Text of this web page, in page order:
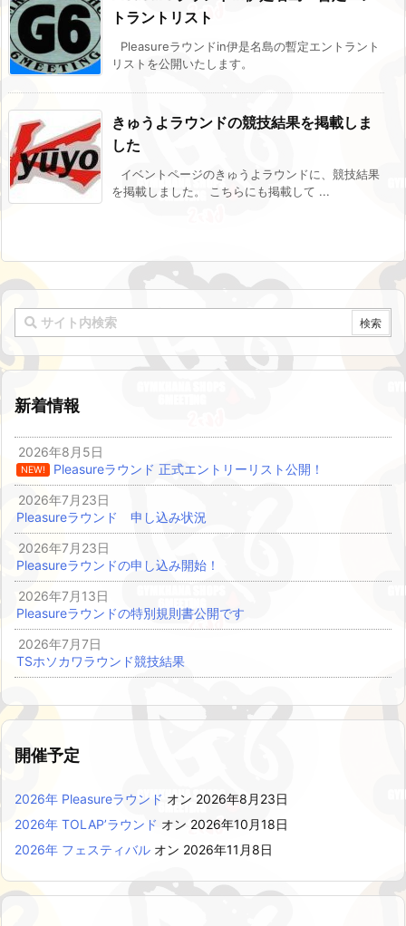
トラントリスト
Pleasureラウンドin伊是名島の暫定エントラント
リストを公開いたします。
きゅうよラウンドの競技結果を掲載しま
した
イベントページのきゅうよラウンドに、競技結果
を掲載しました。 こちらにも掲載して ...
新着情報
2026年8月5日
NEW!
Pleasureラウンド 正式エントリーリスト公開！
2026年7月23日
Pleasureラウンド 申し込み状況
2026年7月23日
Pleasureラウンドの申し込み開始！
2026年7月13日
Pleasureラウンドの特別規則書公開です
2026年7月7日
TSホソカワラウンド競技結果
開催予定
2026年 Pleasureラウンド オン 2026年8月23日
2026年 TOLAP’ラウンド オン 2026年10月18日
2026年 フェスティバル オン 2026年11月8日